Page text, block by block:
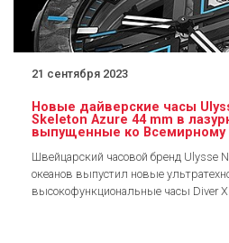
21 сентября 2023
Новые дайверские часы
Skeleton Azure 44 mm в
выпущенные ко Всемирному
Швейцарский часовой бренд Ulysse
океанов выпустил новые
высокофункциональные часы Diver X